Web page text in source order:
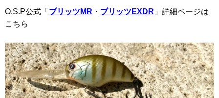
O.S.P公式「 ブリッツMR ・ ブリッツEXDR 」詳細ページは
こちら